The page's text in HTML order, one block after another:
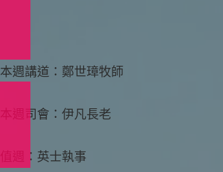
本週講道：鄭世璋牧師
本週司會：伊凡長老
值週：英士執事